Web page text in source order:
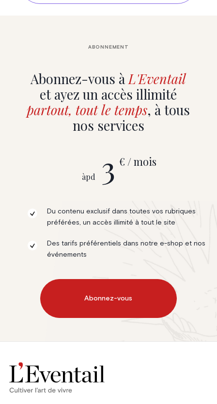
Abonnez-vous àL'Eventail
et ayez un accès illimité
partout, tout le temps, à tous
nos services
ABONNEMENT
àpd 3 € / mois
Du contenu exclusif dans toutes vos rubriques
préférées, un accès illimité à tout le site
Des tarifs préférentiels dans notre e-shop et nos
événements
Abonnez-vous